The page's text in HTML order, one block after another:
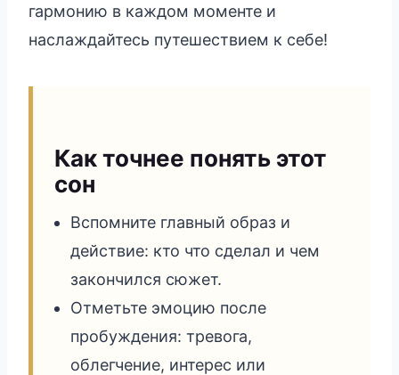
гармонию в каждом моменте и
наслаждайтесь путешествием к себе!
Как точнее понять этот
сон
Вспомните главный образ и
действие: кто что сделал и чем
закончился сюжет.
Отметьте эмоцию после
пробуждения: тревога,
облегчение, интерес или